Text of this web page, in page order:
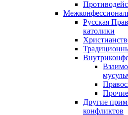
Русская
католики
Другие
конфликтов